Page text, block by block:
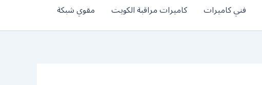
فني كاميرات كاميرات مراقبة الكويت مقوي شبكة